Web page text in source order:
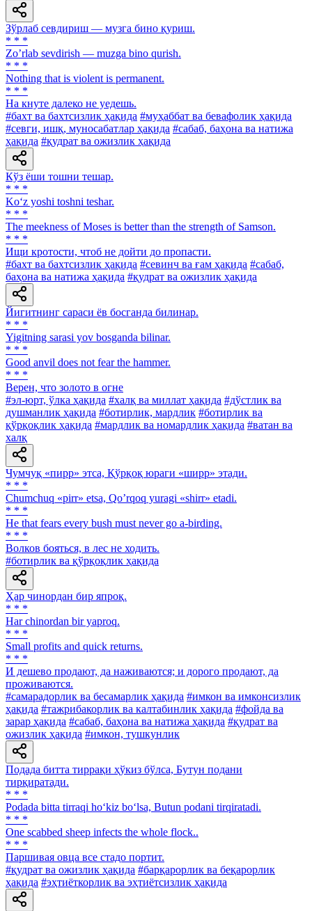
Зўрлаб севдириш — музга бино қуриш.
* * *
Zoʼrlab sevdirish — muzga bino qurish.
* * *
Nothing that is violent is permanent.
* * *
Ha кнуте далеко не уедешь.
#бахт ва бахтсизлик ҳақида #муҳаббат ва бевафолик ҳақида
#севги, ишқ, муносабатлар ҳақида #сабаб, баҳона ва натижа
ҳақида #қудрат ва ожизлик ҳақида
Кўз ёши тошни тешар.
* * *
Ko‘z yoshi toshni teshar.
* * *
The meekness of Moses is better than the strength of Samson.
* * *
Ищи кротости, чтоб не дойти до пропасти.
#бахт ва бахтсизлик ҳақида #севинч ва ғам ҳақида #сабаб,
баҳона ва натижа ҳақида #қудрат ва ожизлик ҳақида
Йигитнинг сараси ёв босганда билинар.
* * *
Yigitning sarasi yov bosganda bilinar.
* * *
Good anvil does not fear the hammer.
* * *
Верен, что золото в огне
#эл-юрт, ўлка ҳақида #халқ ва миллат ҳақида #дўстлик ва
душманлик ҳақида #ботирлик, мардлик #ботирлик ва
қўрқоқлик ҳақида #мардлик ва номардлик ҳақида #ватан ва
халқ
Чумчуқ «пирр» этса, Қўрқоқ юраги «ширр» этади.
* * *
Chumchuq «pirr» etsa, Qoʼrqoq yuragi «shirr» etadi.
* * *
He that fears every bush must never go a-birding.
* * *
Волков бояться, в лес не ходить.
#ботирлик ва қўрқоқлик ҳақида
Ҳар чинордан бир япроқ.
* * *
Har chinordan bir yaproq.
* * *
Small profits and quick returns.
* * *
И дешево продают, да наживаются; и дорого продают, да
проживаются.
#самарадорлик ва бесамарлик ҳақида #имкон ва имконсизлик
ҳақида #тажрибакорлик ва калтабинлик ҳақида #фойда ва
зарар ҳақида #сабаб, баҳона ва натижа ҳақида #қудрат ва
ожизлик ҳақида #имкон, тушкунлик
Подада битта тиррақи ҳўкиз бўлса, Бутун подани
тирқиратади.
* * *
Podada bitta tirraqi ho‘kiz bo‘lsa, Butun podani tirqiratadi.
* * *
One scabbed sheep infects the whole flock..
* * *
Паршивая овца все стадо портит.
#қудрат ва ожизлик ҳақида #барқарорлик ва беқарорлик
ҳақида #эҳтиёткорлик ва эҳтиётсизлик ҳақида